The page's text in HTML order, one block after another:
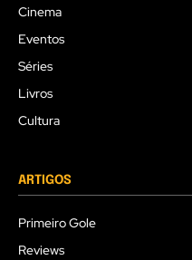
Cinema
Eventos
Séries
Livros
Cultura
ARTIGOS
Primeiro Gole
Reviews